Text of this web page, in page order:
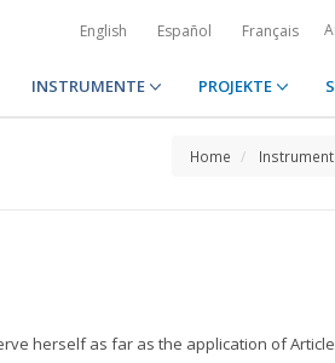
English Español Français
INSTRUMENTE PROJEKTE
Home
herself as far as the application of